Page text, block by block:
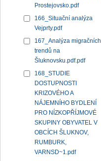
Prostejovsko.pdf
166_Situační analýza
Vejprty.pdf
167_Analýza migračních
trendů na
Šluknovsku.pdf.pdf
168_STUDIE
DOSTUPNOSTI
KRIZOVÉHO A
NÁJEMNÍHO BYDLENÍ
PRO NÍZKOPŘÍJMOVÉ
SKUPINY OBYVATEL V
OBCÍCH ŠLUKNOV,
RUMBURK,
VARNSD~1.pdf